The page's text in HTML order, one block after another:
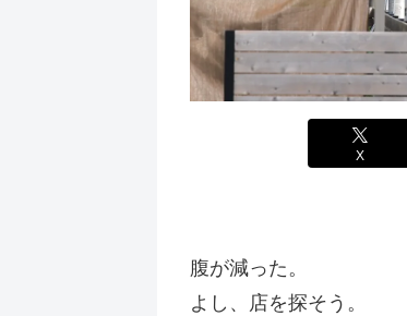
X
腹が減った。
よし、店を探そう。